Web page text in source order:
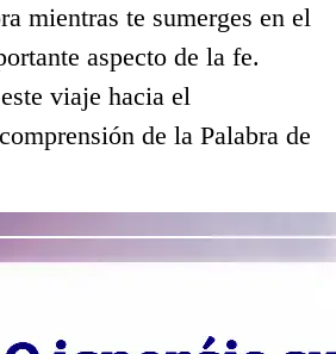
mientras te sumerges en el
aspecto de la fe.
viaje hacia el
de la Palabra de